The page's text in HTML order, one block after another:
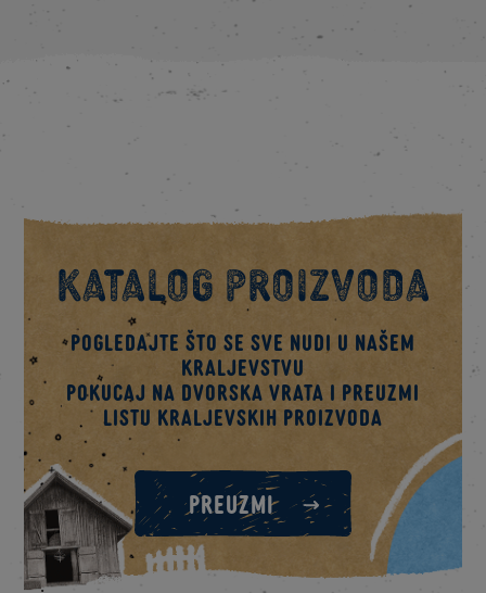
Katalog proizvoda
Pogledajte što se sve nudi u našem
kraljevstvu
Pokucaj na dvorska vrata i preuzmi
listu kraljevskih proizvoda
PREUZMI